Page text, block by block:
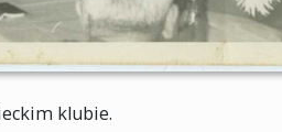
klubie.